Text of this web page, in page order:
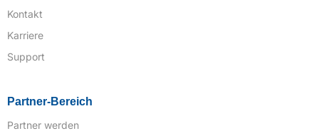
Kontakt
Karriere
Support
Partner-Bereich
Partner werden